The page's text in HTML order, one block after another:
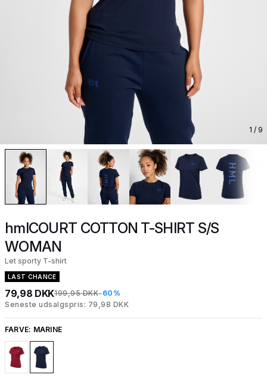
1 / 9
hmlCOURT COTTON T-SHIRT S/S
WOMAN
Let sporty T-shirt
LAST CHANCE
79,98 DKK199,95 DKK-60%
Seneste udsalgspris: 79,98 DKK
FARVE: MARINE